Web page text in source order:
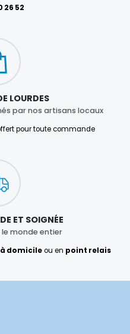
26 52
LOURDES
par nos artisans locaux
pour toute commande
ET SOIGNÉE
le monde entier
domicileou en point relais